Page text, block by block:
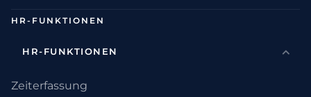
HR-FUNKTIONEN
HR-FUNKTIONEN
Zeiterfassung